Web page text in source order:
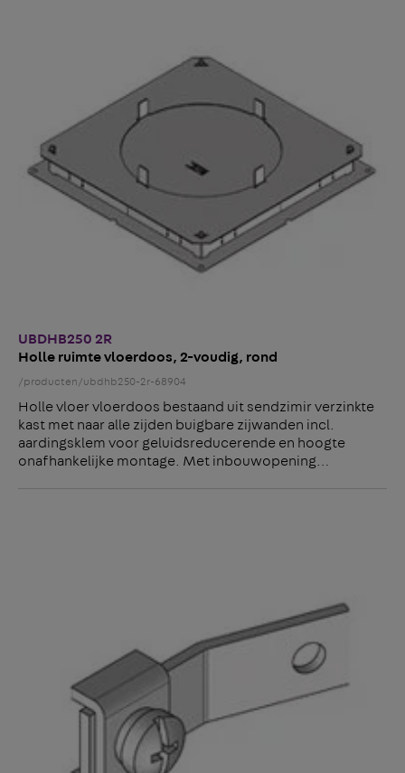
UBDHB250 2R
Holle ruimte vloerdoos, 2-voudig, rond
/producten/ubdhb250-2r-68904
Holle vloer vloerdoos bestaand uit sendzimir verzinkte
kast met naar alle zijden buigbare zijwanden incl.
aardingsklem voor geluidsreducerende en hoogte
onafhankelijke montage. Met inbouwopening…